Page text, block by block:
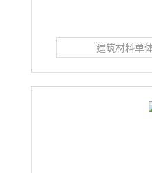
建筑材料单